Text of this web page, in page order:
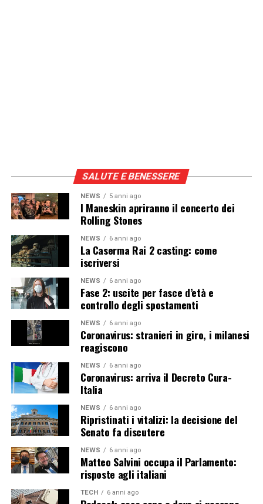
SALUTE E BENESSERE
NEWS 5 anni ago
I Maneskin apriranno il concerto dei
Rolling Stones
NEWS 6 anni ago
La Caserma Rai 2 casting: come
iscriversi
NEWS 6 anni ago
Fase 2: uscite per fasce d’età e
controllo degli spostamenti
NEWS 6 anni ago
Coronavirus: stranieri in giro, i milanesi
reagiscono
NEWS 6 anni ago
Coronavirus: arriva il Decreto Cura-
Italia
NEWS 6 anni ago
Ripristinati i vitalizi: la decisione del
Senato fa discutere
NEWS 6 anni ago
Matteo Salvini occupa il Parlamento:
risposte agli italiani
TECH 6 anni ago